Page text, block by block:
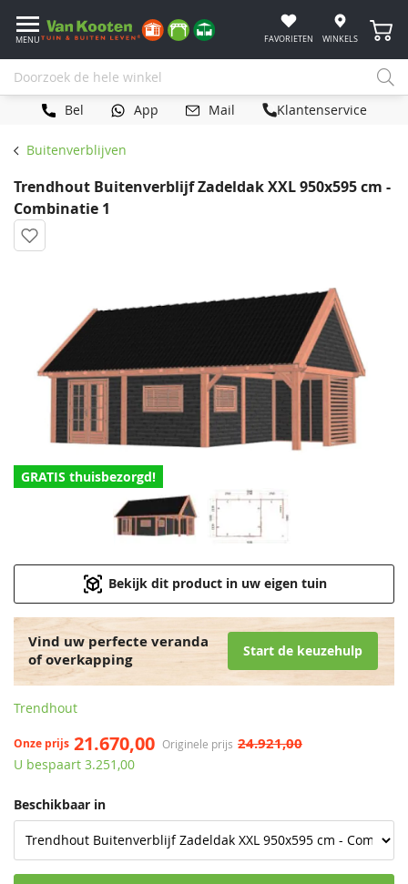
MENU FAVORIETEN WINKELS
Bel App Mail Klantenservice
Buitenverblijven
Trendhout Buitenverblijf Zadeldak XXL 950x595 cm -
Combinatie 1
GRATIS thuisbezorgd!
Bekijk dit product in uw eigen tuin
Vind uw perfecte veranda
of overkapping
Start de keuzehulp
Trendhout
Originele prijs 24.921,00
Onze prijs 21.670,00
U bespaart 3.251,00
Beschikbaar in